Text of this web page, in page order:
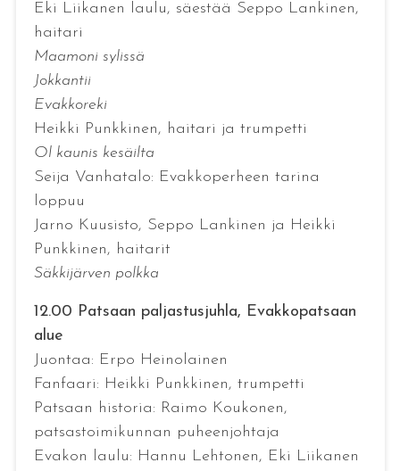
Eki Liikanen laulu, säestää Seppo Lankinen,
haitari
Maamoni sylissä
Jokkantii
Evakkoreki
Heikki Punkkinen, haitari ja trumpetti
Ol kaunis kesäilta
Seija Vanhatalo: Evakkoperheen tarina
loppuu
Jarno Kuusisto, Seppo Lankinen ja Heikki
Punkkinen, haitarit
Säkkijärven polkka
12.00 Patsaan paljastusjuhla, Evakkopatsaan
alue
Juontaa: Erpo Heinolainen
Fanfaari: Heikki Punkkinen, trumpetti
Patsaan historia: Raimo Koukonen,
patsastoimikunnan puheenjohtaja
Evakon laulu: Hannu Lehtonen, Eki Liikanen